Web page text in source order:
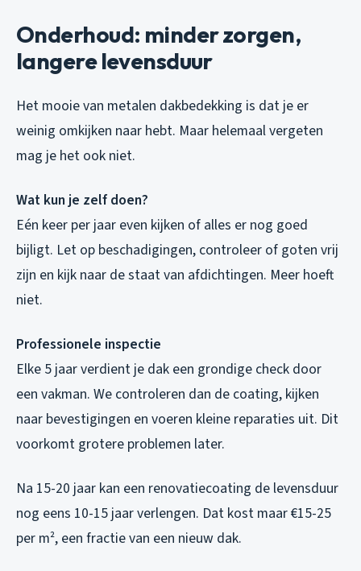
Onderhoud: minder zorgen,
langere levensduur
Het mooie van metalen dakbedekking is dat je er
weinig omkijken naar hebt. Maar helemaal vergeten
mag je het ook niet.
Wat kun je zelf doen?
Eén keer per jaar even kijken of alles er nog goed
bijligt. Let op beschadigingen, controleer of goten vrij
zijn en kijk naar de staat van afdichtingen. Meer hoeft
niet.
Professionele inspectie
Elke 5 jaar verdient je dak een grondige check door
een vakman. We controleren dan de coating, kijken
naar bevestigingen en voeren kleine reparaties uit. Dit
voorkomt grotere problemen later.
Na 15-20 jaar kan een renovatiecoating de levensduur
nog eens 10-15 jaar verlengen. Dat kost maar €15-25
per m², een fractie van een nieuw dak.